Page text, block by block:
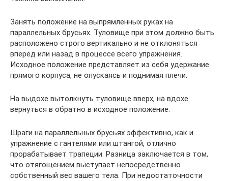
Занять положение на выпрямленных руках на
параллельных брусьях. Туловище при этом должно быть
расположено строго вертикально и не отклоняться
вперед или назад в процессе всего упражнения.
Исходное положение представляет из себя удержание
прямого корпуса, не опускаясь и поднимая плечи.
На выдохе вытолкнуть туловище вверх, на вдохе
вернуться в обратно в исходное положение.
Шраги на параллельных брусьях эффективно, как и
упражнение с гантелями или штангой, отлично
прорабатывает трапеции. Разница заключается в том,
что отягощением выступает непосредственно
собственный вес вашего тела. При недостаточности